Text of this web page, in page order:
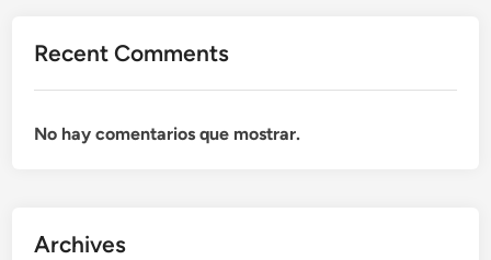
Recent Comments
No hay comentarios que mostrar.
Archives